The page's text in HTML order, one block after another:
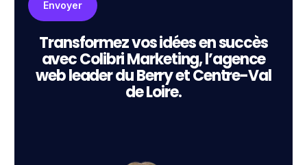
Transformez vos idées en succès
avec Colibri Marketing, l’agence
web leader du Berry et Centre-Val
de Loire.